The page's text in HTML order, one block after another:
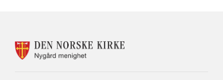
KONTAKTINFORMASJON